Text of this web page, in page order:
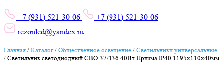
+7 (931) 521-30-06
+7 (931) 521-30-06
rezonled@yandex.ru
Главная / Каталог/ Общественное освещение / Светильники универсальные
/ Светильник светодиодный СВО-37/136 40Вт Призма IP40 1195х110х40мм